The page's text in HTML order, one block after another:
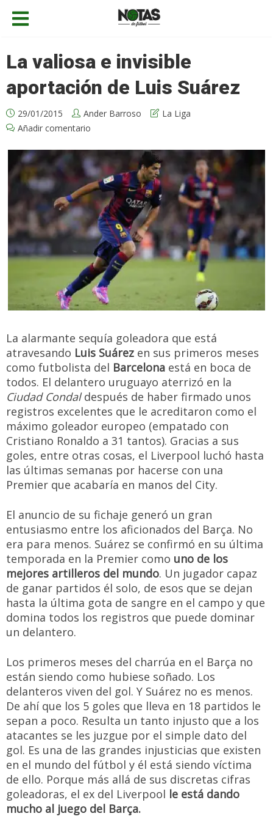
La valiosa e invisible
aportación de Luis Suárez
29/01/2015 Ander Barroso
La Liga
Añadir comentario
La alarmante sequía goleadora que está
atravesando Luis Suárez en sus primeros meses
como futbolista del Barcelona está en boca de
todos. El delantero uruguayo aterrizó en la
Ciudad Condaldespués de haber firmado unos
registros excelentes que le acreditaron como el
máximo goleador europeo (empatado con
Cristiano Ronaldo a 31 tantos). Gracias a sus
goles, entre otras cosas, el Liverpool luchó hasta
las últimas semanas por hacerse con una
Premier que acabaría en manos del City.
El anuncio de su fichaje generó un gran
entusiasmo entre los aficionados del Barça. No
era para menos. Suárez se confirmó en su última
temporada en la Premier como uno de los
mejores artilleros del mundo. Un jugador capaz
de ganar partidos él solo, de esos que se dejan
hasta la última gota de sangre en el campo y que
domina todos los registros que puede dominar
un delantero.
Los primeros meses del charrúa en el Barça no
están siendo como hubiese soñado. Los
delanteros viven del gol. Y Suárez no es menos.
De ahí que los 5 goles que lleva en 18 partidos le
sepan a poco. Resulta un tanto injusto que a los
atacantes se les juzgue por el simple dato del
gol. Es una de las grandes injusticias que existen
en el mundo del fútbol y él está siendo víctima
de ello. Porque más allá de sus discretas cifras
goleadoras, el ex del Liverpool le está dando
mucho al juego del Barça.